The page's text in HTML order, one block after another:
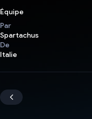
Équipe
Par
Spartachus
De
Italie